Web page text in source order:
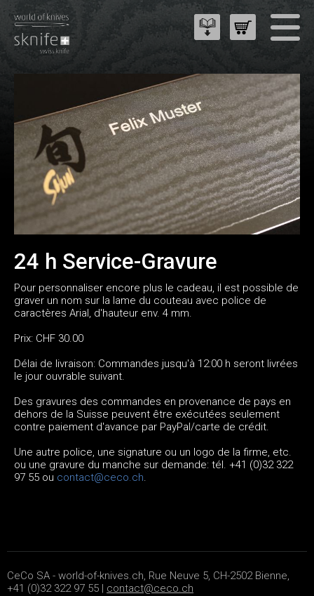
24 h Service-Gravure
Pour personnaliser encore plus le cadeau, il est possible de
graver un nom sur la lame du couteau avec police de
caractères Arial, d'hauteur env. 4 mm.
Prix: CHF 30.00
Délai de livraison: Commandes jusqu'à 12:00 h seront livrées
le jour ouvrable suivant.
Des gravures des commandes en provenance de pays en
dehors de la Suisse peuvent être exécutées seulement
contre paiement d'avance par PayPal/carte de crédit.
Une autre police, une signature ou un logo de la firme, etc.
ou une gravure du manche sur demande: tél. +41 (0)32 322
97 55 ou contact@ceco.ch.
CeCo SA - world-of-knives.ch, Rue Neuve 5, CH-2502 Bienne,
+41 (0)32 322 97 55 | contact@ceco.ch